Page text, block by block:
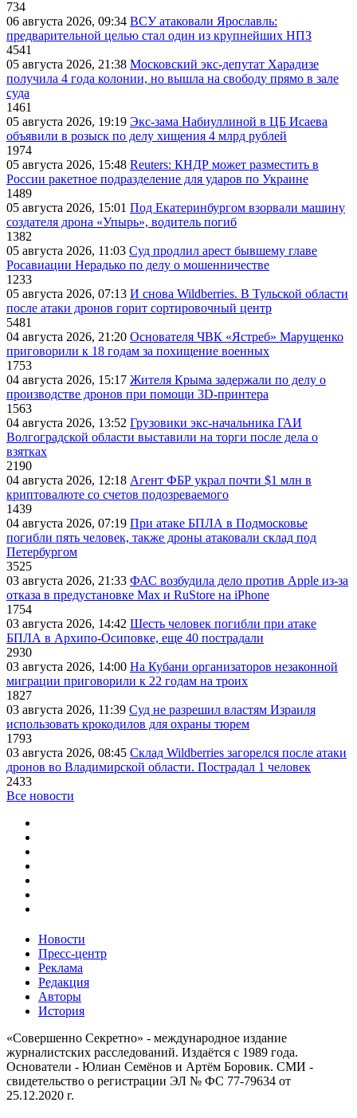
734
06 августа 2026, 09:34 ВСУ атаковали Ярославль:
предварительной целью стал один из крупнейших НПЗ
4541
05 августа 2026, 21:38 Московский экс-депутат Харадизе
получила 4 года колонии, но вышла на свободу прямо в зале
суда
1461
05 августа 2026, 19:19 Экс-зама Набиуллиной в ЦБ Исаева
объявили в розыск по делу хищения 4 млрд рублей
1974
05 августа 2026, 15:48 Reuters: КНДР может разместить в
России ракетное подразделение для ударов по Украине
1489
05 августа 2026, 15:01 Под Екатеринбургом взорвали машину
создателя дрона «Упырь», водитель погиб
1382
05 августа 2026, 11:03 Суд продлил арест бывшему главе
Росавиации Нерадько по делу о мошенничестве
1233
05 августа 2026, 07:13 И снова Wildberries. В Тульской области
после атаки дронов горит сортировочный центр
5481
04 августа 2026, 21:20 Основателя ЧВК «Ястреб» Марущенко
приговорили к 18 годам за похищение военных
1753
04 августа 2026, 15:17 Жителя Крыма задержали по делу о
производстве дронов при помощи 3D‑принтера
1563
04 августа 2026, 13:52 Грузовики экс-начальника ГАИ
Волгоградской области выставили на торги после дела о
взятках
2190
04 августа 2026, 12:18 Агент ФБР украл почти $1 млн в
криптовалюте со счетов подозреваемого
1439
04 августа 2026, 07:19 При атаке БПЛА в Подмосковье
погибли пять человек, также дроны атаковали склад под
Петербургом
3525
03 августа 2026, 21:33 ФАС возбудила дело против Apple из-за
отказа в предустановке Max и RuStore на iPhone
1754
03 августа 2026, 14:42 Шесть человек погибли при атаке
БПЛА в Архипо-Осиповке, еще 40 пострадали
2930
03 августа 2026, 14:00 На Кубани организаторов незаконной
миграции приговорили к 22 годам на троих
1827
03 августа 2026, 11:39 Суд не разрешил властям Израиля
использовать крокодилов для охраны тюрем
1793
03 августа 2026, 08:45 Склад Wildberries загорелся после атаки
дронов во Владимирской области. Пострадал 1 человек
2433
Все новости
Новости
Пресс-центр
Реклама
Редакция
Авторы
История
«Совершенно Секретно» - международное издание
журналистских расследований. Издаётся с 1989 года.
Основатели - Юлиан Семёнов и Артём Боровик. CМИ -
свидетельство о регистрации ЭЛ № ФС 77-79634 от
25.12.2020 г.